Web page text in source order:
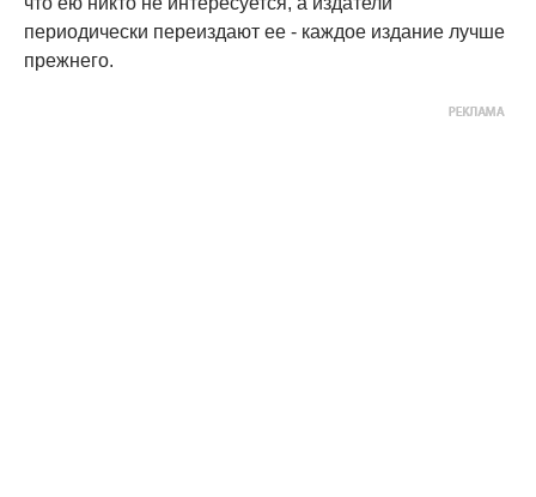
периодически переиздают ее - каждое издание лучше
прежнего.